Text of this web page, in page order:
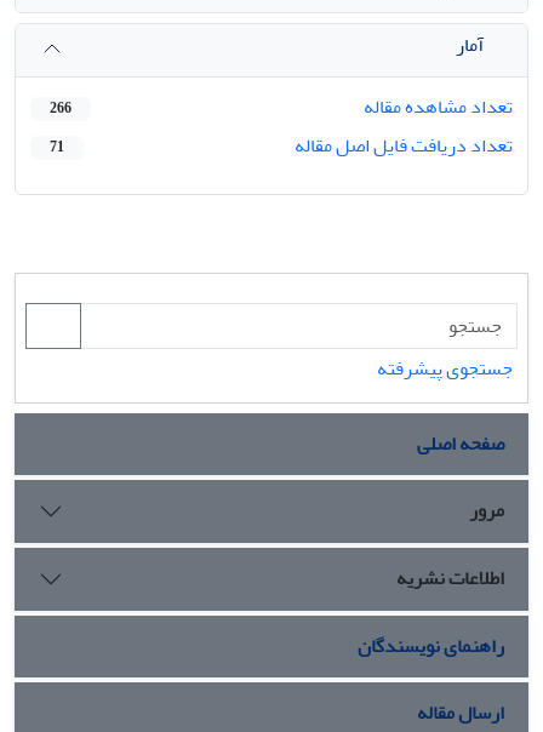
آمار
تعداد مشاهده مقاله
266
تعداد دریافت فایل اصل مقاله 71
جستجوی پیشرفته
صفحه اصلی
مرور
اطلاعات نشریه
راهنمای نویسندگان
ارسال مقاله